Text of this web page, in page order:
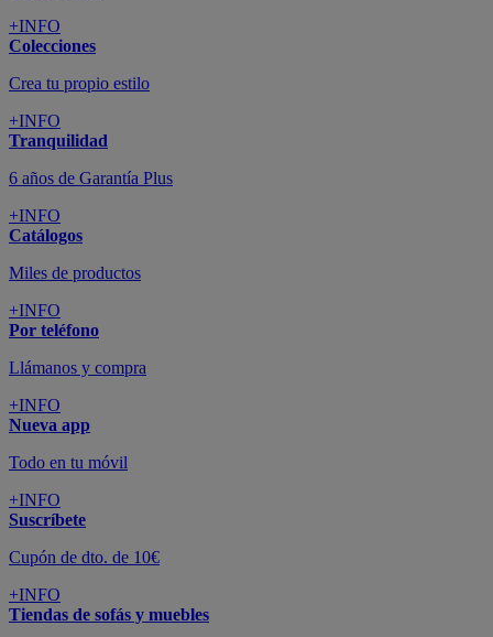
+INFO
Colecciones
Crea tu propio estilo
+INFO
Tranquilidad
6 años de Garantía Plus
+INFO
Catálogos
Miles de productos
+INFO
Por teléfono
Llámanos y compra
+INFO
Nueva app
Todo en tu móvil
+INFO
Suscríbete
Cupón de dto. de 10€
+INFO
Tiendas de sofás y muebles